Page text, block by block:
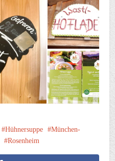
Hühnersuppe
München-
Rosenheim